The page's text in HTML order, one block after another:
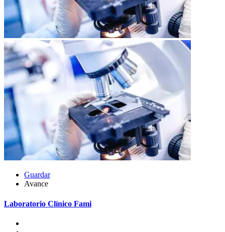
Guardar
Avance
Laboratorio Clínico Fami